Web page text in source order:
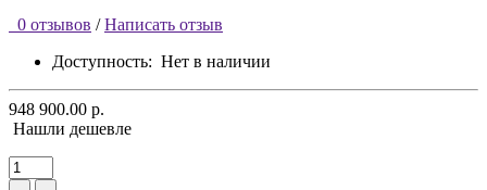
0 отзывов / Написать отзыв
Доступность: Нет в наличии
948 900.00 р.
Нашли дешевле